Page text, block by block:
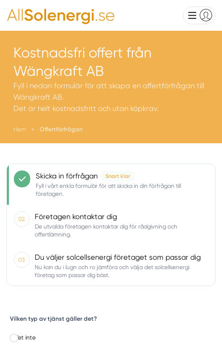
Kostnadsfri offert från
Wängkraft AB
Fyll i nedan formulär för att skapa en offertförfrågan till
Wängkraft AB.
Det är helt kostnadsfritt och utan köpkrav.
Hem » Offertförfrågan
Skicka in förfrågan Snart klar
Fyll i vårt enkla formulär för att skicka in din förfrågan till
företagen.
02 Företagen kontaktar dig
De utvalda företagen kontaktar dig för rådgivning och
offertlämning.
03 Du väljer solcellsenergi företaget som passar dig
Nu kan du i lugn och ro jämföra och välja det solcellsenergi
företag som passar dig bäst.
Vilken typ av tjänst gäller det?
Vet inte